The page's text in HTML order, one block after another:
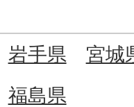
岩手県
宮城
福島県